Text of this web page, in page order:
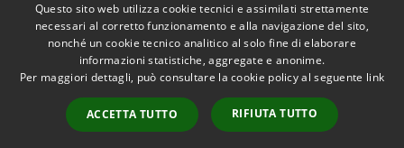
Accessibilità
Copyright © 2026 • Comune di
Gaglianico • Powered by
Municipium•
Accesso
redazione
Questo sito web utilizza cookie tecnici e assimilati strettamente
necessari al corretto funzionamento e alla navigazione del sito,
nonché un cookie tecnico analitico al solo fine di elaborare
informazioni statistiche, aggregate e anonime.
Per maggiori dettagli, può consultare la cookie policy al seguente link
ACCETTA TUTTO RIFIUTA TUTTO